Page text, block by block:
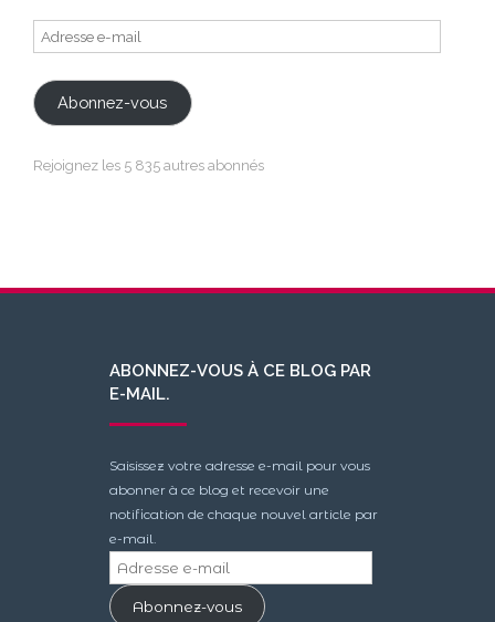
Adresse
e-
mail
Abonnez-vous
Rejoignez les 5 835 autres abonnés
ABONNEZ-VOUS À CE BLOG PAR
E-MAIL.
Saisissez votre adresse e-mail pour vous
abonner à ce blog et recevoir une
notification de chaque nouvel article par
e-mail.
Adresse
e-
mailAbonnez-vous